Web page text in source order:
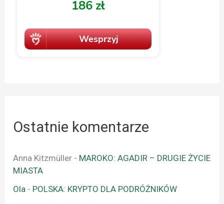
Ostatnie komentarze
Anna Kitzmüller - MAROKO: AGADIR – DRUGIE ŻYCIE
MIASTA
Ola - POLSKA: KRYPTO DLA PODRÓŻNIKÓW